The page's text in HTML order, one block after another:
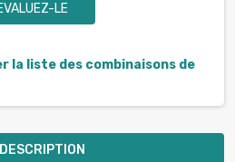
LE
la liste des combinaisons de